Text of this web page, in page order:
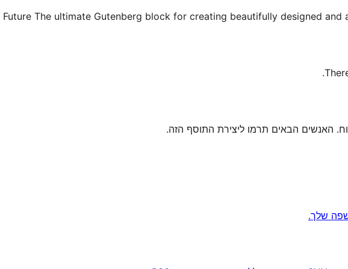
Future The ultimate Gutenberg block for creating beautifully designed and